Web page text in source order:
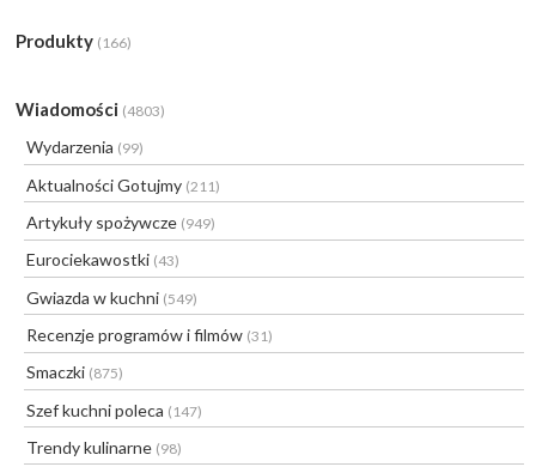
Produkty (166)
Wiadomości (4803)
Wydarzenia (99)
Aktualności Gotujmy (211)
Artykuły spożywcze (949)
Eurociekawostki (43)
Gwiazda w kuchni (549)
Recenzje programów i filmów (31)
Smaczki (875)
Szef kuchni poleca (147)
Trendy kulinarne (98)